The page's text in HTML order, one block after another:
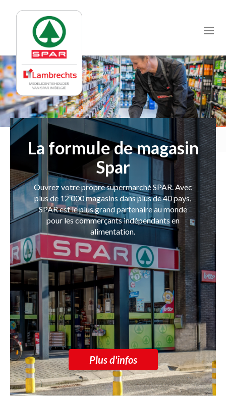
Jump
to
navigation
La formule de magasin
Spar
Ouvrez votre propre supermarché SPAR. Avec
plus de 12 000 magasins dans plus de 40 pays,
SPAR est le plus grand partenaire au monde
pour les commerçants indépendants en
alimentation.
Plus d'infos